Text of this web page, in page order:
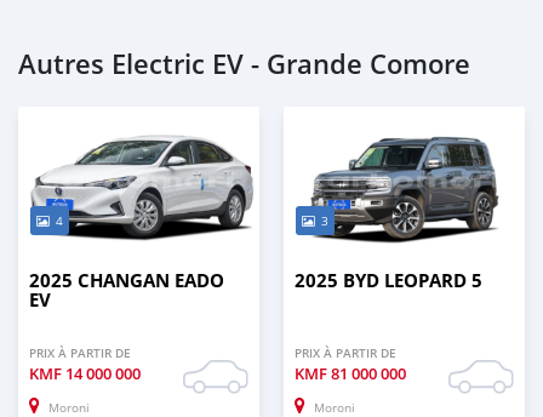
Autres Electric EV - Grande Comore
4
2025 CHANGAN EADO
EV
PRIX À PARTIR DE
KMF 14 000 000
Moroni
3
2025 BYD LEOPARD 5
PRIX À PARTIR DE
KMF81 000 000
Moroni